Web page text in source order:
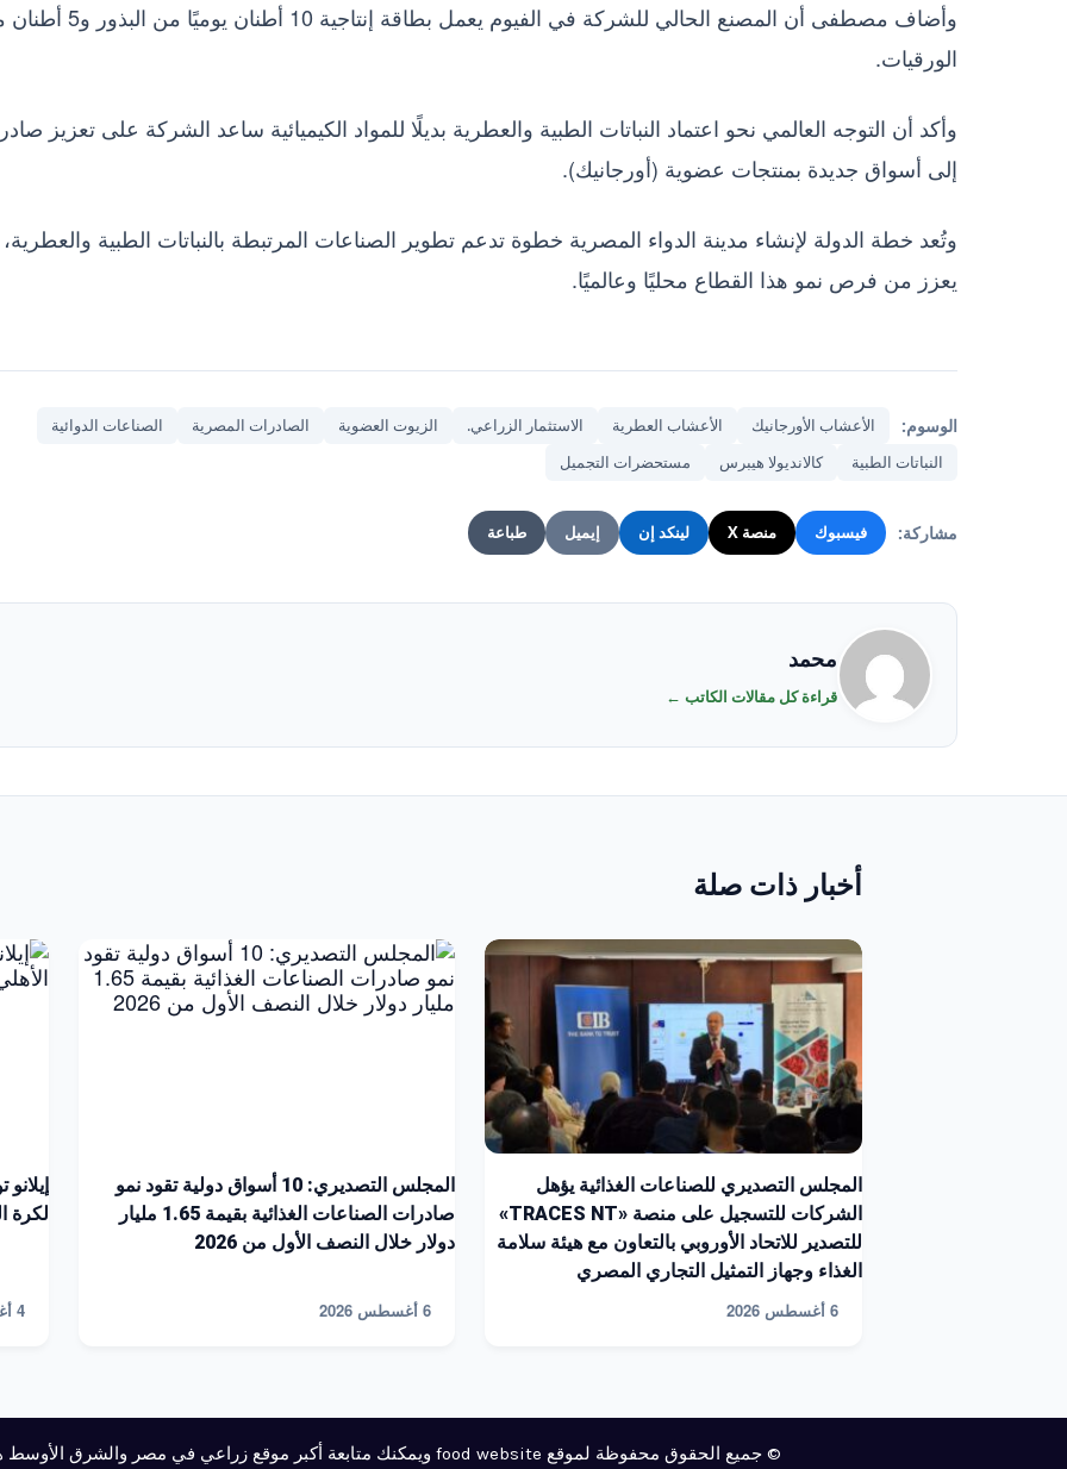
وأضاف مصطفى أن المصنع الحالي للشركة في الفيوم يعمل بطاقة إنتاجية 10
الورقيات.
وأكد أن التوجه العالمي نحو اعتماد النباتات الطبية والعطرية بديلًا للمواد الكيميائية ساعد الشركة على تعزيز
إلى أسواق جديدة بمنتجات عضوية (أورجانيك).
وتُعد خطة الدولة لإنشاء مدينة الدواء المصرية خطوة تدعم تطوير الصناعات المرتبطة بالنباتات الطبية
يعزز من فرص نمو هذا القطاع محليًا وعالميًا.
الوسوم: الأعشاب الأورجانيك الأعشاب العطرية الاستثمار الزراعي. الزيوت العضوية الصادرات المصرية
الصناعات الدوائية
النباتات الطبية
كالانديولا هيبرس مستحضرات التجميل
مشاركة: فيسبوك منصة X لينكد إن إيميل طباعة
محمد
قراءة كل مقالات الكاتب ←
أخبار ذات صلة
المجلس التصديري للصناعات الغذائية يؤهل
الشركات للتسجيل على منصة «TRACES NT»
للتصدير للاتحاد الأوروبي بالتعاون مع هيئة سلامة
الغذاء وجهاز التمثيل التجاري المصري
6 أغسطس 2026
المجلس التصديري: 10 أسواق دولية تقود نمو
صادرات الصناعات الغذائية بقيمة 1.65 مليار
دولار خلال النصف الأول من 2026
6 أغسطس 2026
لكرة
4 أغسطس 2026
© جميع الحقوق محفوظة لموقع food website ويمكنك متابعة أكبر موقع زراعي في مصر والشرق الأوسط هو